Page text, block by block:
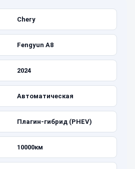
Chery
Fengyun A8
2024
Автоматическая
Плагин-гибрид (PHEV)
10000км